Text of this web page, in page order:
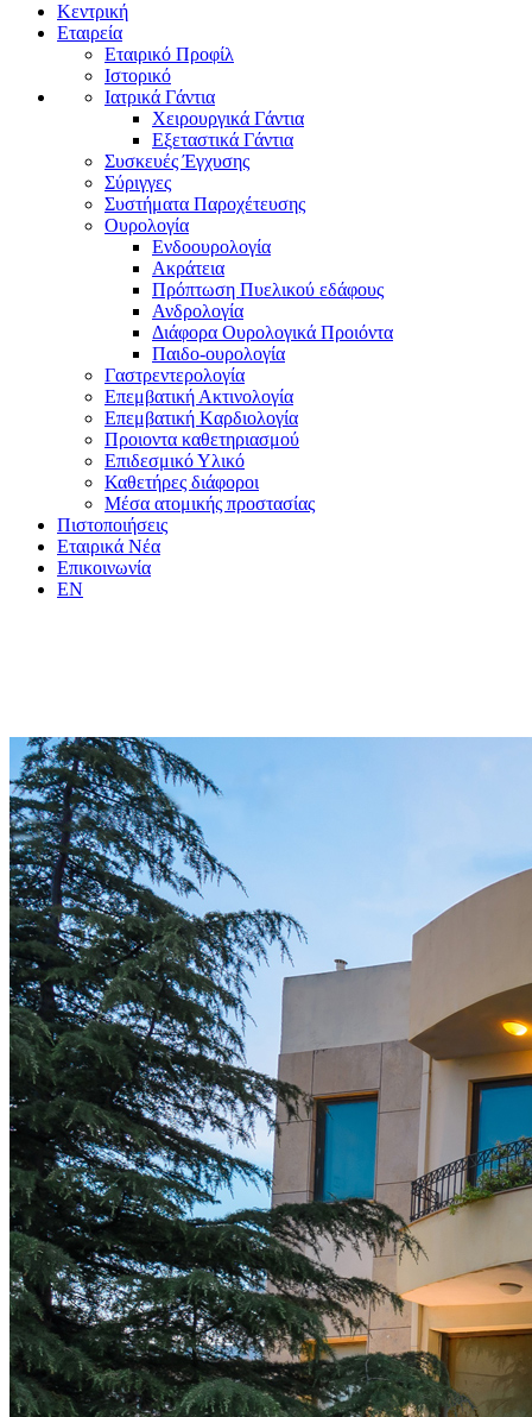
Κεντρική
Εταιρεία
Εταιρικό Προφίλ
Ιστορικό
Ιατρικά Γάντια
Χειρουργικά Γάντια
Εξεταστικά Γάντια
Συσκευές Έγχυσης
Σύριγγες
Συστήματα Παροχέτευσης
Ουρολογία
Ενδοουρολογία
Ακράτεια
Πρόπτωση Πυελικού εδάφους
Ανδρολογία
Διάφορα Ουρολογικά Προιόντα
Παιδο-ουρολογία
Γαστρεντερολογία
Επεμβατική Ακτινολογία
Επεμβατική Kαρδιολογία
Προιοντα καθετηριασμού
Επιδεσμικό Υλικό
Καθετήρες διάφοροι
Μέσα ατομικής προστασίας
Πιστοποιήσεις
Εταιρικά Νέα
Επικοινωνία
EN